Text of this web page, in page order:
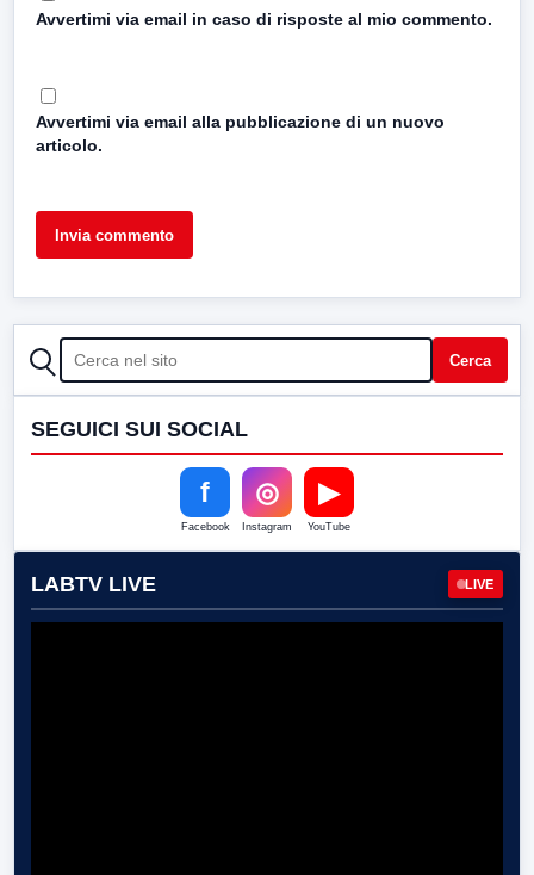
Avvertimi via email in caso di risposte al mio commento.
Avvertimi via email alla pubblicazione di un nuovo
articolo.
CERCA Cerca
SEGUICI SUI SOCIAL
f
Facebook
◎
Instagram
▶
YouTube
LABTV LIVE LIVE